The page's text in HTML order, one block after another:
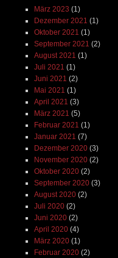
März 2023 (1)
Dezember 2021 (1)
Oktober 2021 (1)
September 2021 (2)
August 2021 (1)
Juli 2021 (1)
Juni 2021 (2)
Mai 2021 (1)
April 2021 (3)
März 2021 (5)
Februar 2021 (1)
Januar 2021 (7)
Dezember 2020(3)
November 2020(2)
Oktober 2020(2)
September 2020(3)
August 2020(2)
Juli 2020(2)
Juni 2020(2)
April 2020(4)
März 2020(1)
Februar 2020(2)